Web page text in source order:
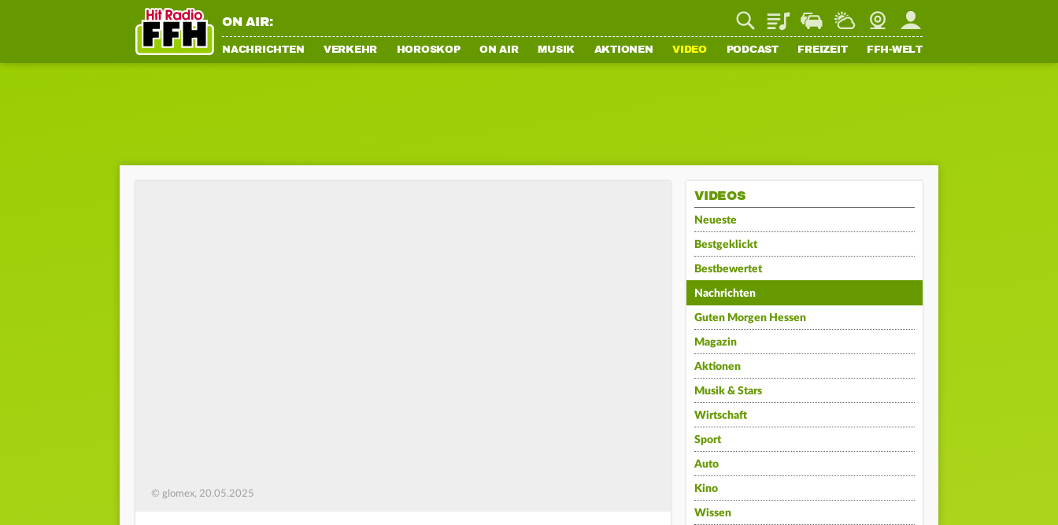
ON AIR: PlaylistStaupilotWetterWebcamMein FFH
NACHRICHTEN VERKEHR HOROSKOP ON AIR MUSIK AKTIONEN VIDEO PODCAST FREIZEIT FFH-WELT
© glomex, 20.05.2025
VIDEOS
Neueste
Bestgeklickt
Bestbewertet
Nachrichten
Guten Morgen Hessen
Magazin
Aktionen
Musik & Stars
Wirtschaft
Sport
Auto
Kino
Wissen